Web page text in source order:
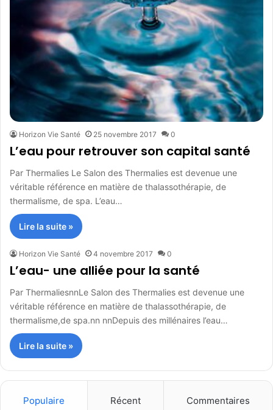
Horizon Vie Santé 25 novembre 2017 0
L’eau pour retrouver son capital santé
Par Thermalies Le Salon des Thermalies est devenue une
véritable référence en matière de thalassothérapie, de
thermalisme, de spa. L’eau…
Lire la suite »
Horizon Vie Santé 4 novembre 2017 0
L’eau- une alliée pour la santé
Par ThermaliesnnLe Salon des Thermalies est devenue une
véritable référence en matière de thalassothérapie, de
thermalisme,de spa.nn nnDepuis des millénaires l’eau…
Lire la suite »
Populaire Récent Commentaires